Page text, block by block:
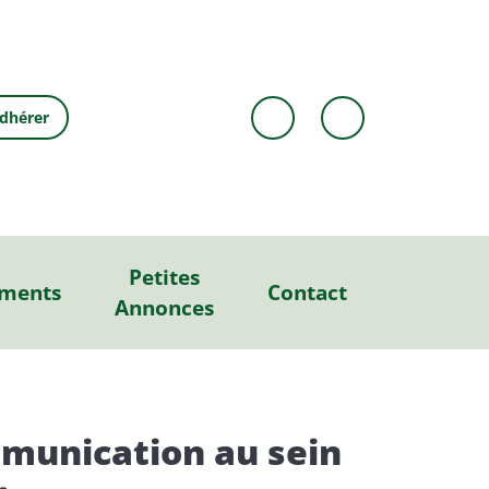
Petites
Annonces
Contact
au sein